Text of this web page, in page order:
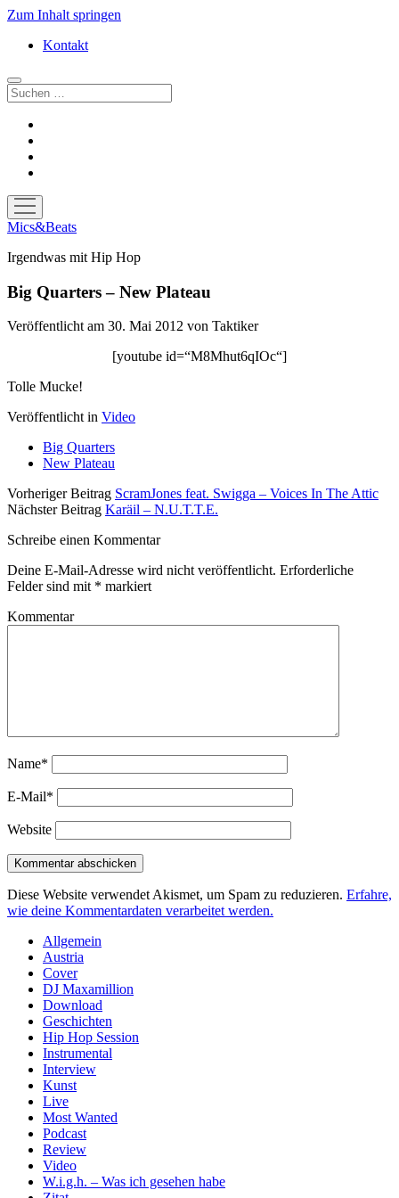
Zum Inhalt springen
Kontakt
Suchen
Menü
öffnen
Mics&Beats
Irgendwas mit Hip Hop
Big Quarters – New Plateau
Veröffentlicht am 30. Mai 2012 von Taktiker
[youtube id=“M8Mhut6qIOc“]
Tolle Mucke!
Veröffentlicht in Video
Big Quarters
New Plateau
Vorheriger Beitrag ScramJones feat. Swigga – Voices In The Attic
Nächster Beitrag Karäil – N.U.T.T.E.
Schreibe einen Kommentar
Deine E-Mail-Adresse wird nicht veröffentlicht. Erforderliche
Felder sind mit * markiert
Kommentar
Name*
E-Mail*
Website
Diese Website verwendet Akismet, um Spam zu reduzieren. Erfahre,
wie deine Kommentardaten verarbeitet werden.
Sidebar
Allgemein
Austria
Cover
DJ Maxamillion
Download
Geschichten
Hip Hop Session
Instrumental
Interview
Kunst
Live
Most Wanted
Podcast
Review
Video
W.i.g.h. – Was ich gesehen habe